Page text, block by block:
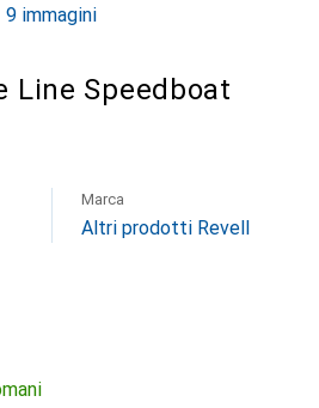
9 immagini
Line Speedboat
Marca
Altri prodotti Revell